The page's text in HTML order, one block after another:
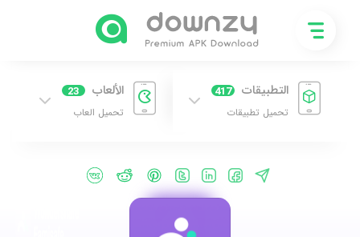
التطبيقات 417
تحميل تطبيقات
الألعاب 23
تحميل العاب